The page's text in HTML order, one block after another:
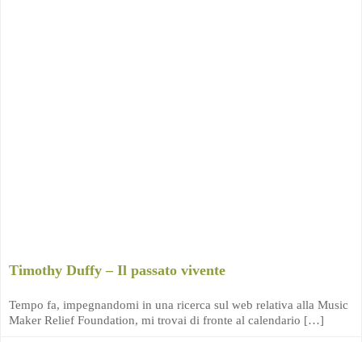
Timothy Duffy – Il passato vivente
Tempo fa, impegnandomi in una ricerca sul web relativa alla Music
Maker Relief Foundation, mi trovai di fronte al calendario […]